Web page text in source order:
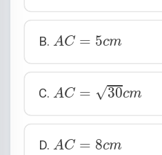
B. AC = 5cm
A C= cm
C. AC = √30cm
A C= cm
D. AC = 8cm
A C= cm